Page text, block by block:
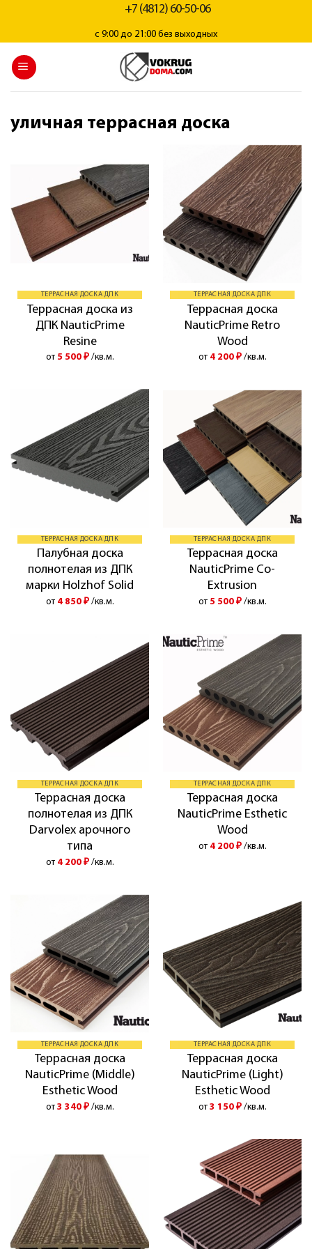
+7 (4812) 60-50-06
с 9:00 до 21:00 без выходных
уличная террасная доска
ТЕРРАСНАЯ ДОСКА ДПК
Террасная доска из
ДПК NauticPrime
Resine
от 5 500 ₽ /кв.м.
ТЕРРАСНАЯ ДОСКА ДПК
Террасная доска
NauticPrime Retro
Wood
от 4 200 ₽ /кв.м.
ТЕРРАСНАЯ ДОСКА ДПК
Палубная доска
полнотелая из ДПК
марки Holzhof Solid
от 4 850 ₽ /кв.м.
ТЕРРАСНАЯ ДОСКА ДПК
Террасная доска
NauticPrime Co-
Extrusion
от 5 500 ₽ /кв.м.
ТЕРРАСНАЯ ДОСКА ДПК
Террасная доска
полнотелая из ДПК
Darvolex арочного
типа
от 4 200 ₽ /кв.м.
ТЕРРАСНАЯ ДОСКА ДПК
Террасная доска
NauticPrime Esthetic
Wood
от 4 200 ₽ /кв.м.
ТЕРРАСНАЯ ДОСКА ДПК
Террасная доска
NauticPrime (Middle)
Esthetic Wood
от 3 340 ₽ /кв.м.
ТЕРРАСНАЯ ДОСКА ДПК
Террасная доска
NauticPrime (Light)
Esthetic Wood
от 3 150 ₽ /кв.м.